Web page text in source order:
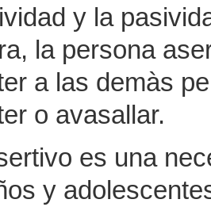
y la
la persona
a las demàs
o avasallar.
es una
y